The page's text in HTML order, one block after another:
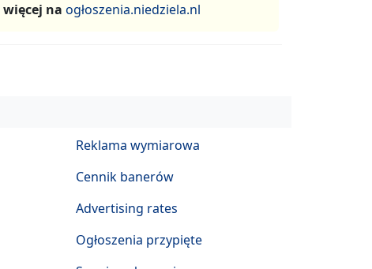
więcej na ogłoszenia.niedziela.nl
Reklama wymiarowa
Cennik banerów
Advertising rates
Ogłoszenia przypięte